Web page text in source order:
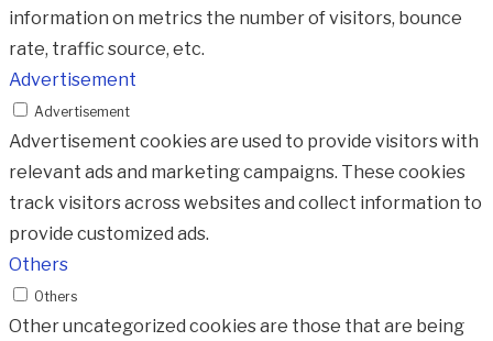
information on metrics the number of visitors, bounce
rate, traffic source, etc.
Advertisement
Advertisement
Advertisement cookies are used to provide visitors with
relevant ads and marketing campaigns. These cookies
track visitors across websites and collect information to
provide customized ads.
Others
Others
Other uncategorized cookies are those that are being